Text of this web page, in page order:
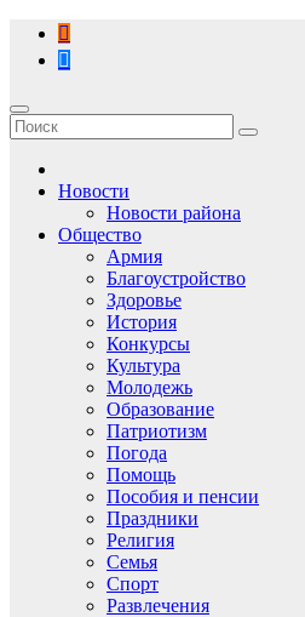
Перейти
содержимому
Новости
Новости района
Общество
Армия
Благоустройство
Здоровье
История
Конкурсы
Культура
Молодежь
Образование
Патриотизм
Погода
Помощь
Пособия и пенсии
Праздники
Религия
Семья
Спорт
Развлечения